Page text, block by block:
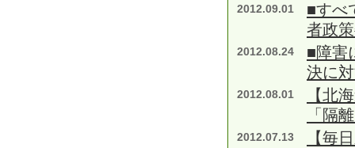
2012.09.01
■すべ
者政
2012.08.24
■障害
決に
2012.08.01
【北
「隔
2012.07.13
【毎